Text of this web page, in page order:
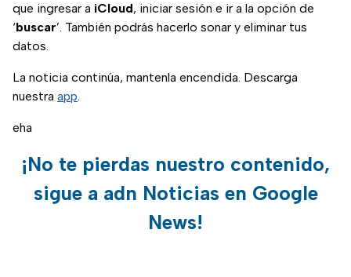
que ingresar a iCloud, iniciar sesión e ir a la opción de
‘buscar’. También podrás hacerlo sonar y eliminar tus
datos.
La noticia continúa, mantenla encendida. Descarga
nuestra app.
eha
¡No te pierdas nuestro contenido,
sigue a adn Noticias en Google
News!